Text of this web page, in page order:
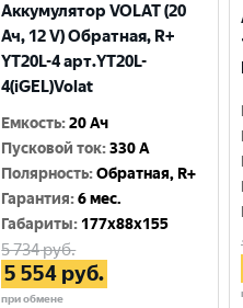
Аккумулятор VOLAT (20
Ач, 12 V) Обратная, R+
YT20L-4 арт.YT20L-
4(iGEL)Volat
Емкость:20 Ач
Пусковой ток:330 A
Полярность:Обратная, R+
Гарантия:6 мес.
Габариты: 177x88x155
5 734руб.
5 554 руб.
при обмене